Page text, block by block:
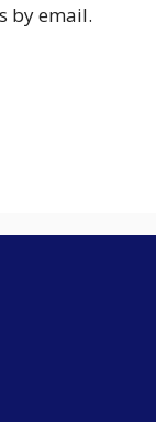
by email.